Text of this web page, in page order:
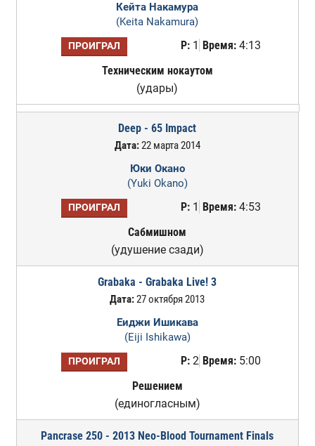
Кейта Накамура
(Keita Nakamura)
ПРОИГРАЛ Р:1 Время:4:13
Техническим нокаутом
(удары)
Deep - 65 Impact
Дата:22 марта 2014
Юки Окано
(Yuki Okano)
ПРОИГРАЛ Р:1 Время:4:53
Сабмишном
(удушение сзади)
Grabaka - Grabaka Live! 3
Дата:27 октября 2013
Еиджи Ишикава
(Eiji Ishikawa)
ПРОИГРАЛ Р:2 Время:5:00
Решением
(единогласным)
Pancrase 250 - 2013 Neo-Blood Tournament Finals